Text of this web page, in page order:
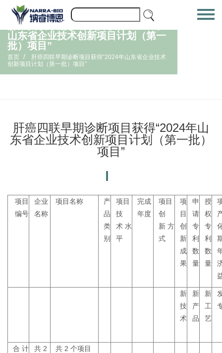
肝癌四联早期诊断项目获得“2024年
山东省企业技术创新项目计划（第一
批）项目”
首页 /
肝癌四联早期诊断项目获得“2024年山东省企业技术
创新项目计划（第一批）项目”
肝癌四联早期诊断项目获得“2024年山
东省企业技术创新项目计划（第一批）
项目”
项目
编号
企业
名称
项目名称
产
品
类
别
项目
技
术 水
平
完成
年度
项目
创
新 方
式
项
目
创
新
成
果
申
请
专
利
数
量
授
权
专
利
数
量
新
技
术
新
产
品
新
工
艺
合 计
共 2
共 2 个项目